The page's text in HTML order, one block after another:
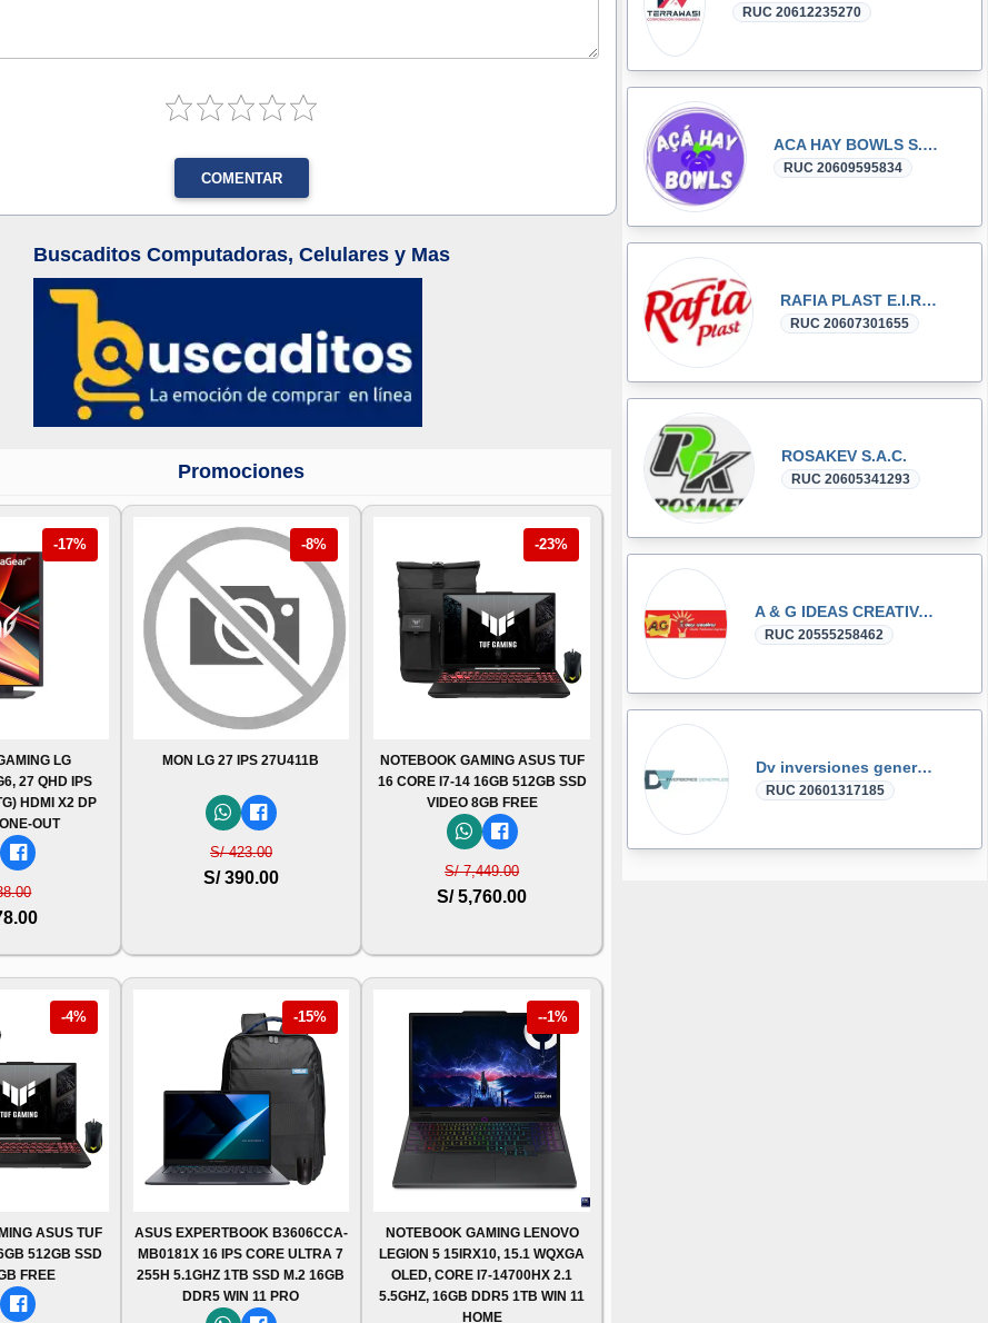
COMENTAR
Buscaditos Computadoras, Celulares y Mas
Promociones
-17%
LG
27 QHD IPS
HDMI X2 DP
OUT
-8%
MON LG 27 IPS 27U411B
S/ 423.00
S/ 390.00
-23%
NOTEBOOK GAMING ASUS TUF
16 CORE I7-14 16GB 512GB SSD
VIDEO 8GB FREE
S/ 7,449.00
S/ 5,760.00
-4%
ASUS TUF
512GB SSD
FREE
-15%
ASUS EXPERTBOOK B3606CCA-
MB0181X 16 IPS CORE ULTRA 7
255H 5.1GHZ 1TB SSD M.2 16GB
DDR5 WIN 11 PRO
--1%
NOTEBOOK GAMING LENOVO
LEGION 5 15IRX10, 15.1 WQXGA
OLED, CORE I7-14700HX 2.1
5.5GHZ, 16GB DDR5 1TB WIN 11
HOME
RUC 20612235270
ACA HAY BOWLS S.R.L.
RUC 20609595834
RAFIA PLAST E.I.R.L.
RUC 20607301655
ROSAKEV S.A.C.
RUC 20605341293
A & G IDEAS CREATIVAS E.I.R.L.
RUC 20555258462
Dv inversiones generales S.R.L.
RUC 20601317185